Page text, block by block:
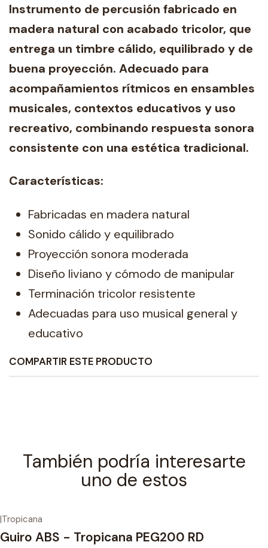
Instrumento de percusión fabricado en
madera natural con acabado tricolor, que
entrega un timbre cálido, equilibrado y de
buena proyección. Adecuado para
acompañamientos rítmicos en ensambles
musicales, contextos educativos y uso
recreativo, combinando respuesta sonora
consistente con una estética tradicional.
Características:
Fabricadas en madera natural
Sonido cálido y equilibrado
Proyección sonora moderada
Diseño liviano y cómodo de manipular
Terminación tricolor resistente
Adecuadas para uso musical general y
educativo
COMPARTIR ESTE PRODUCTO
También podría interesarte
uno de estos
|Tropicana
Guiro ABS - Tropicana PEG200 RD